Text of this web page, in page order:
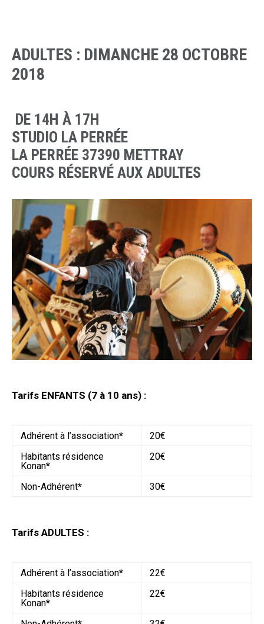
ADULTES : DIMANCHE 28 OCTOBRE
2018
DE 14H À 17H
STUDIO LA PERRÉE
LA PERRÉE 37390 METTRAY
COURS RÉSERVÉ AUX ADULTES
Tarifs ENFANTS (7 à 10 ans) :
Adhérent à l’association*
20€
Habitants résidence
Konan*
20€
Non-Adhérent* 30€
Tarifs ADULTES :
Adhérent à l’association*
22€
Habitants résidence
Konan*
22€